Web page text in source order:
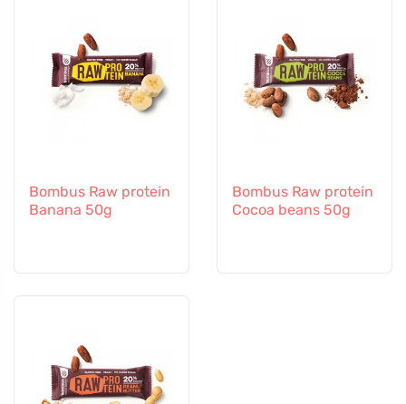
Bombus Raw protein
Banana 50g
Bombus Raw protein
Cocoa beans 50g